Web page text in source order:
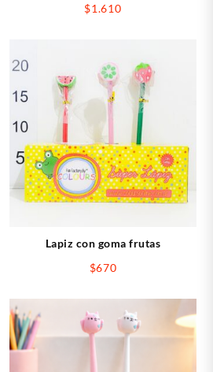
$1.610
Lapiz con goma frutas
$670